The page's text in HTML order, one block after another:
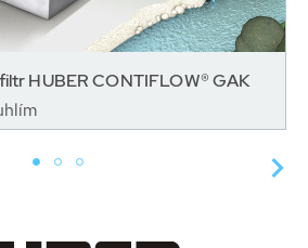
HUBER CONTIFLOW® GAK